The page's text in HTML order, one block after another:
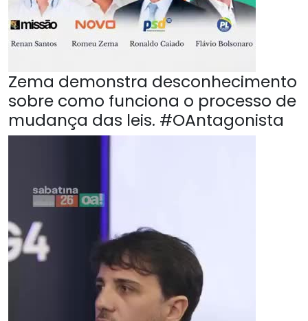
Zema demonstra desconhecimento
sobre como funciona o processo de
mudança das leis. #OAntagonista